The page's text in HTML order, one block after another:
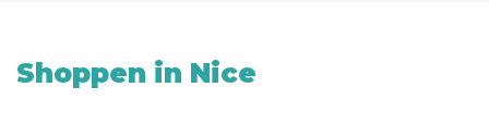
Shoppen in Nice